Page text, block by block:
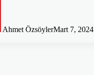
Ahmet ÖzsöylerMart 7, 2024